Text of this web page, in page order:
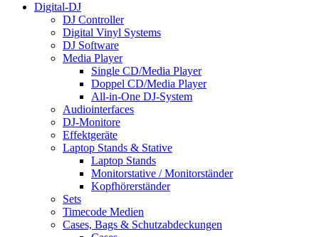
Digital-DJ
DJ Controller
Digital Vinyl Systems
DJ Software
Media Player
Single CD/Media Player
Doppel CD/Media Player
All-in-One DJ-System
Audiointerfaces
DJ-Monitore
Effektgeräte
Laptop Stands & Stative
Laptop Stands
Monitorstative / Monitorständer
Kopfhörerständer
Sets
Timecode Medien
Cases, Bags & Schutzabdeckungen